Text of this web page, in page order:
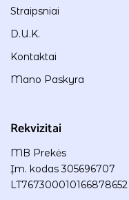
Straipsniai
D.U.K.
Kontaktai
Mano Paskyra
Rekvizitai
MB Prekės
Įm. kodas 305696707
LT767300010166878652